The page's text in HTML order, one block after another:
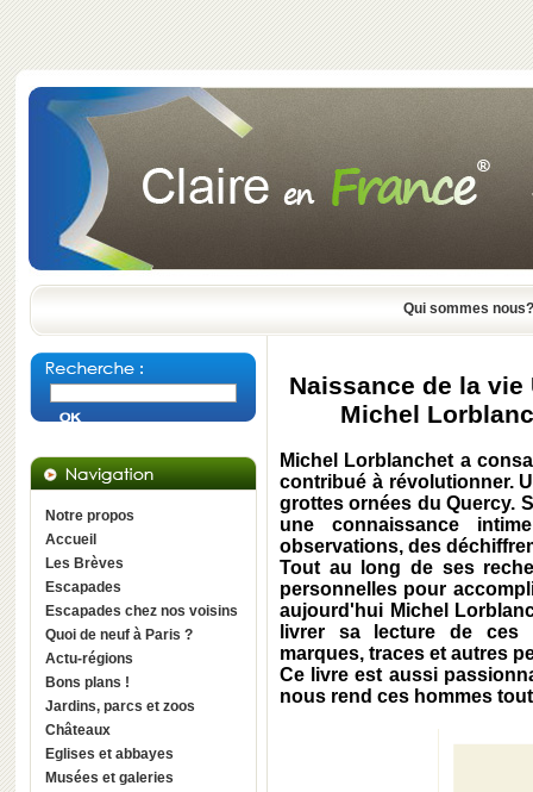
Qui sommes nous?
Notre propos
Accueil
Les Brèves
Escapades
Escapades chez nos voisins
Quoi de neuf à Paris ?
Actu-régions
Bons plans !
Jardins, parcs et zoos
Châteaux
Eglises et abbayes
Musées et galeries
Naissance de la
Michel
Michel Lorblanchet a
contribué à révolutionner.
grottes ornées du Quercy.
une connaissance
observations, des
Tout au long de ses
personnelles pour
aujourd'hui Michel
livrer sa lecture de ces
marques, traces et autres
Ce livre est aussi
nous rend ces hommes